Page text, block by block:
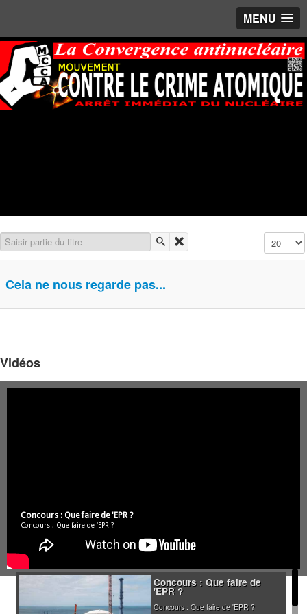
MENU
Saisir partie du titre Affichage
Cela ne nous regarde pas...
Vidéos
Concours : Que faire de 'EPR ?
Concours : Que faire de 'EPR ?
Concours : Que faire de
'EPR ?
Concours : Que faire de 'EPR ?